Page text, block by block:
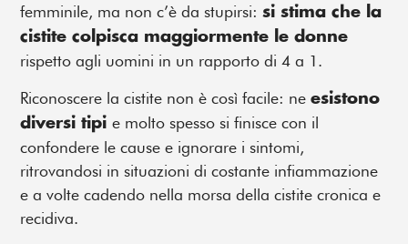
femminile, ma non c’è da stupirsi:si stima che la
cistite colpisca maggiormente le donne
rispetto agli uomini in un rapporto di 4 a 1.
Riconoscere la cistite non è così facile: neesistono
diversi tipie molto spesso si finisce con il
confondere le cause e ignorare i sintomi,
ritrovandosi in situazioni di costante infiammazione
e a volte cadendo nella morsa della cistite cronica e
recidiva.